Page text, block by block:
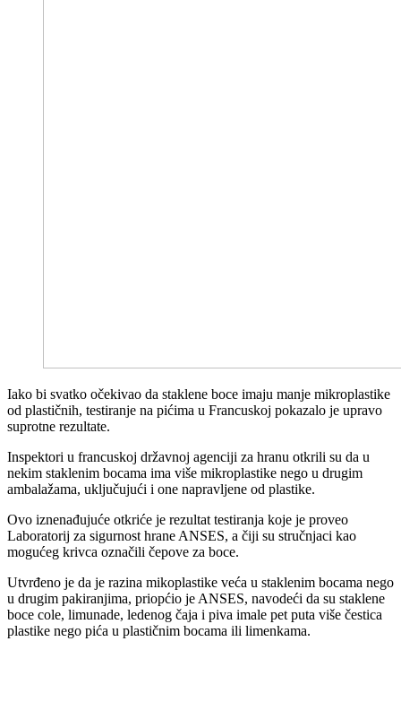
Iako bi svatko očekivao da staklene boce imaju manje mikroplastike
od plastičnih, testiranje na pićima u Francuskoj pokazalo je upravo
suprotne rezultate.
Inspektori u francuskoj državnoj agenciji za hranu otkrili su da u
nekim staklenim bocama ima više mikroplastike nego u drugim
ambalažama, uključujući i one napravljene od plastike.
Ovo iznenađujuće otkriće je rezultat testiranja koje je proveo
Laboratorij za sigurnost hrane ANSES, a čiji su stručnjaci kao
mogućeg krivca označili čepove za boce.
Utvrđeno je da je razina mikoplastike veća u staklenim bocama nego
u drugim pakiranjima, priopćio je ANSES, navodeći da su staklene
boce cole, limunade, ledenog čaja i piva imale pet puta više čestica
plastike nego pića u plastičnim bocama ili limenkama.